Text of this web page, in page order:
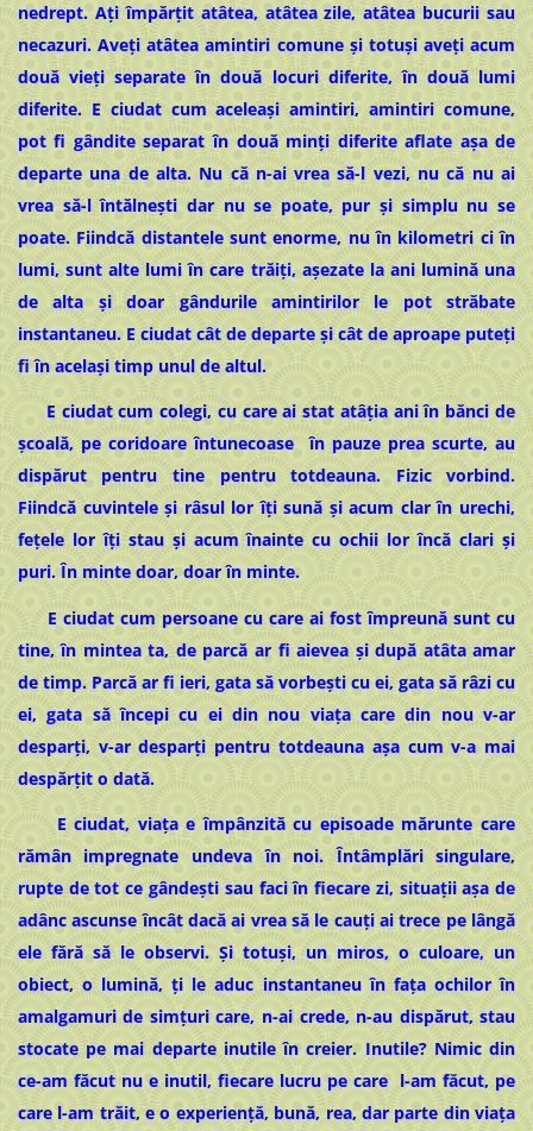
nedrept. Ați împărțit atâtea, atâtea zile, atâtea bucurii sau
necazuri. Aveți atâtea amintiri comune și totuși aveți acum
două vieți separate în două locuri diferite, în două lumi
diferite. E ciudat cum aceleași amintiri, amintiri comune,
pot fi gândite separat în două minți diferite aflate așa de
departe una de alta. Nu că n-ai vrea să-l vezi, nu că nu ai
vrea să-l întălnești dar nu se poate, pur și simplu nu se
poate. Fiindcă distantele sunt enorme, nu în kilometri ci în
lumi, sunt alte lumi în care trăiți, așezate la ani lumină una
de alta și doar gândurile amintirilor le pot străbate
instantaneu. E ciudat cât de departe și cât de aproape puteți
fi în același timp unul de altul.
E ciudat cum colegi, cu care ai stat atâția ani în bănci de
școală, pe coridoare întunecoase în pauze prea scurte, au
dispărut pentru tine pentru totdeauna. Fizic vorbind.
Fiindcă cuvintele și râsul lor îți sună și acum clar în urechi,
fețele lor îți stau și acum înainte cu ochii lor încă clari și
puri. În minte doar, doar în minte.
E ciudat cum persoane cu care ai fost împreună sunt cu
tine, în mintea ta, de parcă ar fi aievea și după atâta amar
de timp. Parcă ar fi ieri, gata să vorbești cu ei, gata să râzi cu
ei, gata să începi cu ei din nou viața care din nou v-ar
desparți, v-ar desparți pentru totdeauna așa cum v-a mai
despărțit o dată.
E ciudat, viața e împânzită cu episoade mărunte care
rămân impregnate undeva în noi. Întâmplări singulare,
rupte de tot ce gândești sau faci în fiecare zi, situații așa de
adânc ascunse încât dacă ai vrea să le cauți ai trece pe lângă
ele fără să le observi. Și totuși, un miros, o culoare, un
obiect, o lumină, ți le aduc instantaneu în fața ochilor în
amalgamuri de simțuri care, n-ai crede, n-au dispărut, stau
stocate pe mai departe inutile în creier. Inutile? Nimic din
ce-am făcut nu e inutil, fiecare lucru pe care l-am făcut, pe
care l-am trăit, e o experiență, bună, rea, dar parte din viața